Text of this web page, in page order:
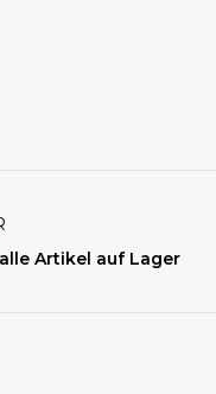
alle Artikel auf Lager